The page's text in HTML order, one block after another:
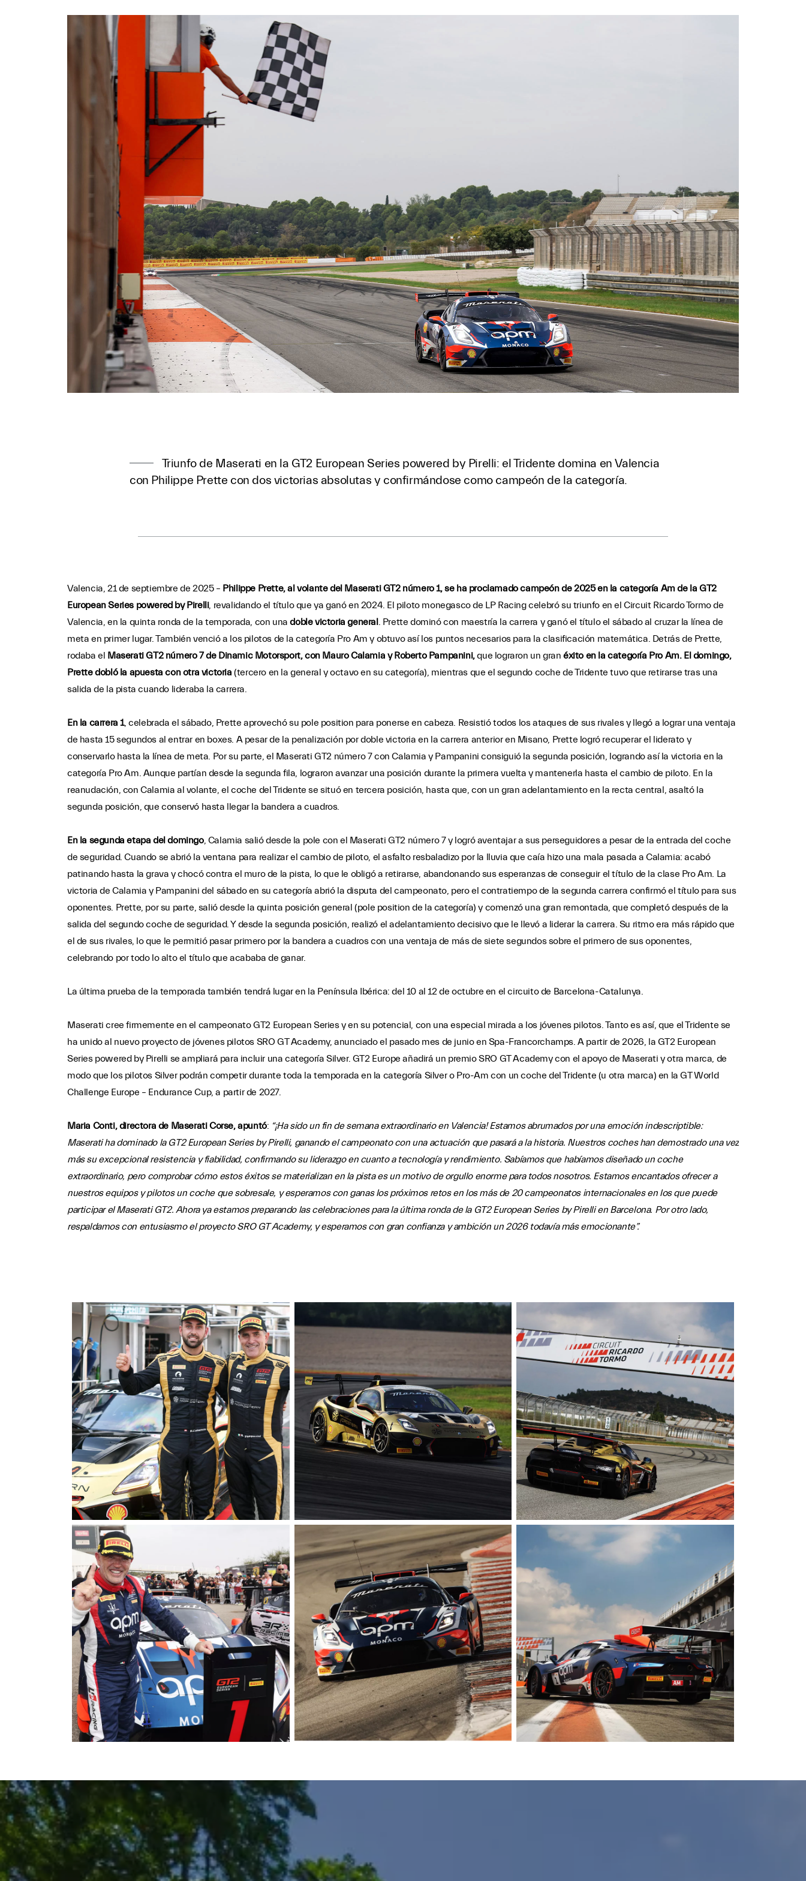
Triunfo de Maserati en la GT2 European Series powered by Pirelli: el Tridente domina en Valencia
con Philippe Prette con dos victorias absolutas y confirmándose como campeón de la categoría.
Valencia, 21 de septiembre de 2025 – Philippe Prette, al volante del Maserati GT2 número 1, se ha proclamado campeón de 2025 en la categoría Am de la GT2
European Series powered by Pirelli, revalidando el título que ya ganó en 2024. El piloto monegasco de LP Racing celebró su triunfo en el Circuit Ricardo Tormo de
Valencia, en la quinta ronda de la temporada, con unadoble victoria general. Prette dominó con maestría la carrera y ganó el título el sábado al cruzar la línea de
meta en primer lugar. También venció a los pilotos de la categoría Pro Am y obtuvo así los puntos necesarios para la clasificación matemática. Detrás de Prette,
rodaba el Maserati GT2 número 7 de Dinamic Motorsport, con Mauro Calamia y Roberto Pampanini,que lograron un gran éxito en la categoría Pro Am. El domingo,
Prette dobló la apuesta con otra victoria (tercero en la general y octavo en su categoría), mientras que el segundo coche de Tridente tuvo que retirarse tras una
salida de la pista cuando lideraba la carrera.
En la carrera 1, celebrada el sábado, Prette aprovechó su pole position para ponerse en cabeza. Resistió todos los ataques de sus rivales y llegó a lograr una ventaja
de hasta 15 segundos al entrar en boxes. A pesar de la penalización por doble victoria en la carrera anterior en Misano, Prette logró recuperar el liderato y
conservarlo hasta la línea de meta. Por su parte, el Maserati GT2 número 7 con Calamia y Pampanini consiguió la segunda posición, logrando así la victoria en la
categoría Pro Am. Aunque partían desde la segunda fila, lograron avanzar una posición durante la primera vuelta y mantenerla hasta el cambio de piloto. En la
reanudación, con Calamia al volante, el coche del Tridente se situó en tercera posición, hasta que, con un gran adelantamiento en la recta central, asaltó la
segunda posición, que conservó hasta llegar la bandera a cuadros.
En la segunda etapa del domingo, Calamia salió desde la pole con el Maserati GT2 número 7 y logró aventajar a sus perseguidores a pesar de la entrada del coche
de seguridad. Cuando se abrió la ventana para realizar el cambio de piloto, el asfalto resbaladizo por la lluvia que caía hizo una mala pasada a Calamia: acabó
patinando hasta la grava y chocó contra el muro de la pista, lo que le obligó a retirarse, abandonando sus esperanzas de conseguir el título de la clase Pro Am. La
victoria de Calamia y Pampanini del sábado en su categoría abrió la disputa del campeonato, pero el contratiempo de la segunda carrera confirmó el título para sus
oponentes. Prette, por su parte, salió desde la quinta posición general (pole position de la categoría) y comenzó una gran remontada, que completó después de la
salida del segundo coche de seguridad. Y desde la segunda posición, realizó el adelantamiento decisivo que le llevó a liderar la carrera. Su ritmo era más rápido que
el de sus rivales, lo que le permitió pasar primero por la bandera a cuadros con una ventaja de más de siete segundos sobre el primero de sus oponentes,
celebrando por todo lo alto el título que acababa de ganar.
La última prueba de la temporada también tendrá lugar en la Península Ibérica: del 10 al 12 de octubre en el circuito de Barcelona-Catalunya.
Maserati cree firmemente en el campeonato GT2 European Series y en su potencial, con una especial mirada a los jóvenes pilotos. Tanto es así, que el Tridente se
ha unido al nuevo proyecto de jóvenes pilotos SRO GT Academy, anunciado el pasado mes de junio en Spa-Francorchamps. A partir de 2026, la GT2 European
Series powered by Pirelli se ampliará para incluir una categoría Silver. GT2 Europe añadirá un premio SRO GT Academy con el apoyo de Maserati y otra marca, de
modo que los pilotos Silver podrán competir durante toda la temporada en la categoría Silver o Pro-Am con un coche del Tridente (u otra marca) en la GT World
Challenge Europe – Endurance Cup, a partir de 2027.
Maria Conti, directora de Maserati Corse, apuntó: “¡Ha sido un fin de semana extraordinario en Valencia! Estamos abrumados por una emoción indescriptible:
Maserati ha dominado la GT2 European Series by Pirelli, ganando el campeonato con una actuación que pasará a la historia. Nuestros coches han demostrado una vez
más su excepcional resistencia y fiabilidad, confirmando su liderazgo en cuanto a tecnología y rendimiento. Sabíamos que habíamos diseñado un coche
extraordinario, pero comprobar cómo estos éxitos se materializan en la pista es un motivo de orgullo enorme para todos nosotros. Estamos encantados ofrecer a
nuestros equipos y pilotos un coche que sobresale, y esperamos con ganas los próximos retos en los más de 20 campeonatos internacionales en los que puede
participar el Maserati GT2. Ahora ya estamos preparando las celebraciones para la última ronda de la GT2 European Series by Pirelli en Barcelona. Por otro lado,
respaldamos con entusiasmo el proyecto SRO GT Academy, y esperamos con gran confianza y ambición un 2026 todavía más emocionante”.